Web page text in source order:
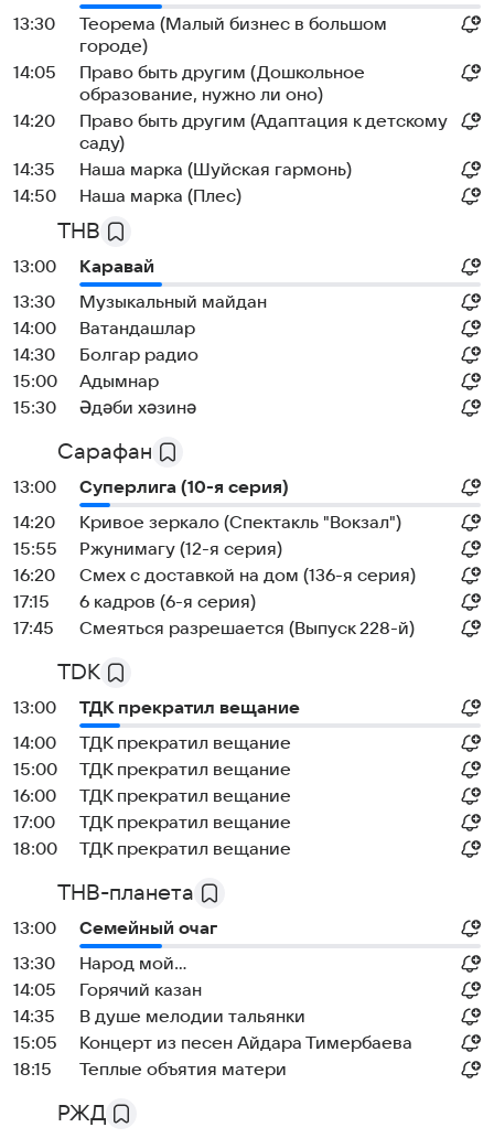
13:30
Теорема (Малый бизнес в большом
городе)
14:05
Право быть другим (Дошкольное
образование, нужно ли оно)
14:20
Право быть другим (Адаптация к детскому
саду)
14:35
Наша марка (Шуйская гармонь)
14:50
Наша марка (Плес)
ТНВ
13:00
Каравай
13:30
Музыкальный майдан
14:00
Ватандашлар
14:30
Болгар радио
15:00
Адымнар
15:30
Әдәби хәзинә
Сарафан
13:00
Суперлига (10-я серия)
14:20
Кривое зеркало (Спектакль "Вокзал")
15:55
Ржунимагу (12-я серия)
16:20
Смех с доставкой на дом (136-я серия)
17:15
6 кадров (6-я серия)
17:45
Смеяться разрешается (Выпуск 228-й)
TDK
13:00
ТДК прекратил вещание
14:00
ТДК прекратил вещание
15:00
ТДК прекратил вещание
16:00
ТДК прекратил вещание
17:00
ТДК прекратил вещание
18:00
ТДК прекратил вещание
ТНВ-планета
13:00
Семейный очаг
13:30
Народ мой...
14:05
Горячий казан
14:35
В душе мелодии тальянки
15:05
Концерт из песен Айдара Тимербаева
18:15
Теплые объятия матери
РЖД